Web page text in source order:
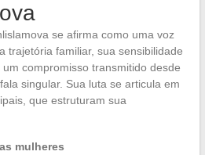
se afirma como uma voz
trajetória familiar, sua sensibilidade
compromisso transmitido desde
singular. Sua luta se articula em
que estruturam sua
mulheres